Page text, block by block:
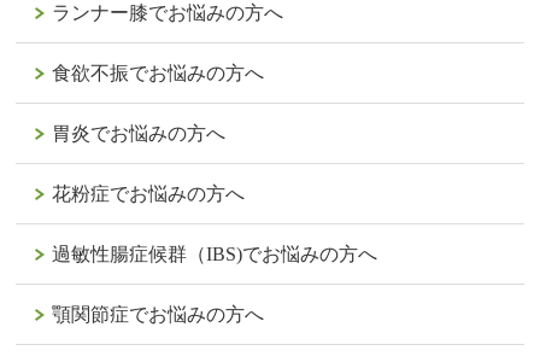
ランナー膝でお悩みの方へ
食欲不振でお悩みの方へ
胃炎でお悩みの方へ
花粉症でお悩みの方へ
過敏性腸症候群（IBS)でお悩みの方へ
顎関節症でお悩みの方へ